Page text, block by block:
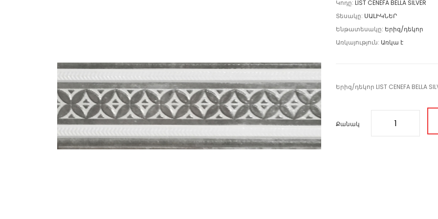
Կոդը: LIST CENEFA BELLA SILVER
Տեսակը: ՍԱԼԻԿՆԵՐ
Ենթատեսակը: Երիզ/դեկոր
Առկայություն: Առկա է
Երիզ/դեկոր LIST CENEFA BELLA
Քանակ